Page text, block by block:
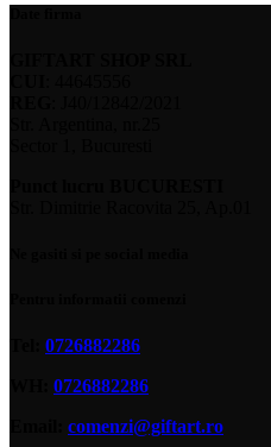
0726882286
0726882286
comenzi@giftart.ro